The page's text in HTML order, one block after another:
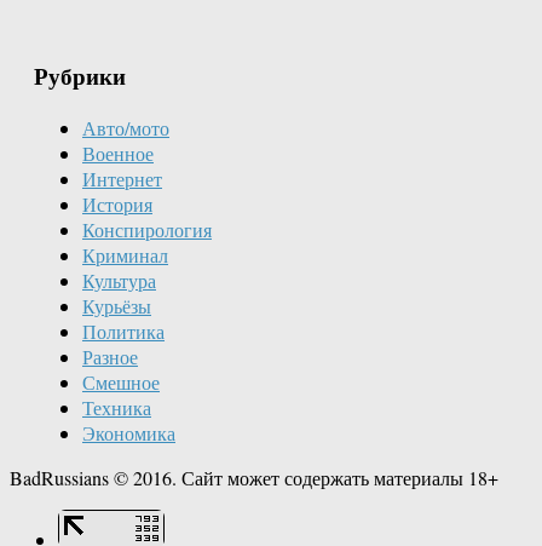
Рубрики
Авто/мото
Военное
Интернет
История
Конспирология
Криминал
Культура
Курьёзы
Политика
Разное
Смешное
Техника
Экономика
BadRussians © 2016. Сайт может содержать материалы 18+